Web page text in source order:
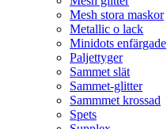
Mesh stora maskor
Metallic o lack
Minidots enfärgade
Paljettyger
Sammet slät
Sammet-glitter
Sammmet krossad
Spets